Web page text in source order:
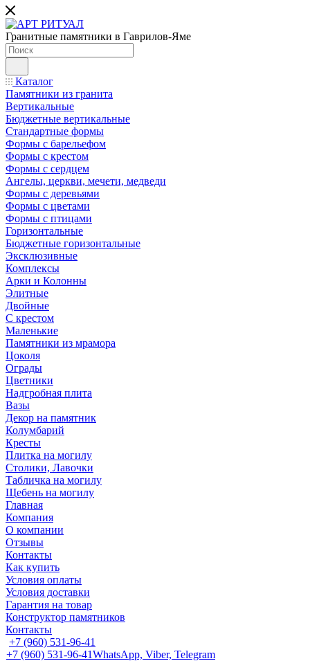
Гранитные памятники в Гаврилов-Яме
Каталог
Памятники из гранита
Вертикальные
Бюджетные вертикальные
Стандартные формы
Формы с барельефом
Формы с крестом
Формы с сердцем
Ангелы, церкви, мечети, медведи
Формы с деревьями
Формы с цветами
Формы с птицами
Горизонтальные
Бюджетные горизонтальные
Эксклюзивные
Комплексы
Арки и Колонны
Элитные
Двойные
С крестом
Маленькие
Памятники из мрамора
Цоколя
Ограды
Цветники
Надгробная плита
Вазы
Декор на памятник
Колумбарий
Кресты
Плитка на могилу
Столики, Лавочки
Табличка на могилу
Щебень на могилу
Главная
Компания
О компании
Отзывы
Контакты
Как купить
Условия оплаты
Условия доставки
Гарантия на товар
Конструктор памятников
Контакты
+7 (960) 531-96-41
+7 (960) 531-96-41WhatsApp, Viber, Telegram